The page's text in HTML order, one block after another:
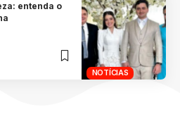
NOTÍCIAS
entenda o